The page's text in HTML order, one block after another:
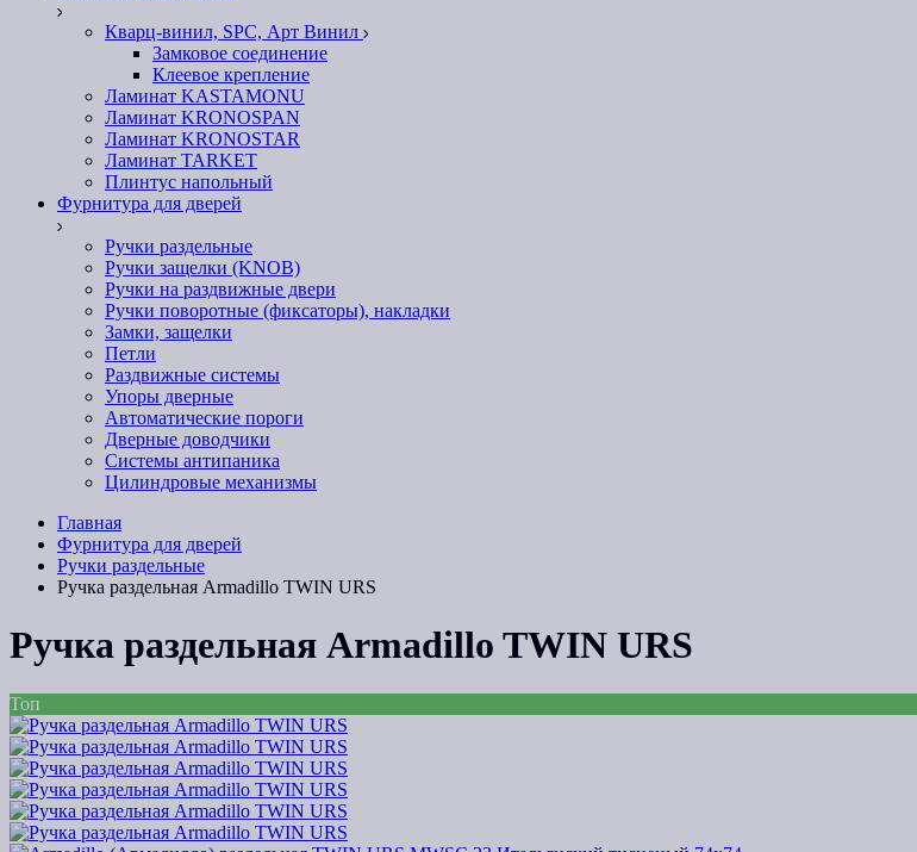
Кварц-винил, SPC, Арт Винил
Замковое соединение
Клеевое крепление
Ламинат KASTAMONU
Ламинат KRONOSPAN
Ламинат KRONOSTAR
Ламинат TARKET
Плинтус напольный
Фурнитура для дверей
Ручки раздельные
Ручки защелки (KNOB)
Ручки на раздвижные двери
Ручки поворотные (фиксаторы), накладки
Замки, защелки
Петли
Раздвижные системы
Упоры дверные
Автоматические пороги
Дверные доводчики
Системы антипаника
Цилиндровые механизмы
Главная
Фурнитура для дверей
Ручки раздельные
Ручка раздельная Armadillo TWIN URS
Ручка раздельная Armadillo TWIN URS
Топ